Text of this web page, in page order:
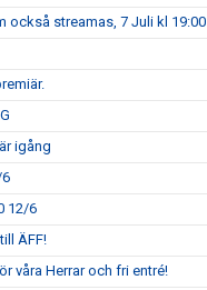
också streamas, 7 Juli kl 19:00
igång
12/6
ÄFF!
våra Herrar och fri entré!